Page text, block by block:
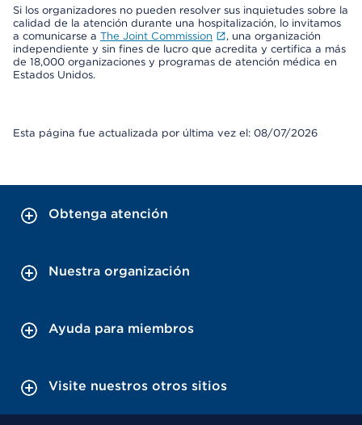
Si los organizadores no pueden resolver sus inquietudes sobre la
calidad de la atención durante una hospitalización, lo invitamos
a comunicarse a The Joint Commission
, una organización
independiente y sin fines de lucro que acredita y certifica a más
de 18,000 organizaciones y programas de atención médica en
Estados Unidos.
Esta página fue actualizada por última vez el: 08/07/2026
Obtenga atención
Nuestra organización
Ayuda para miembros
Visite nuestros otros sitios